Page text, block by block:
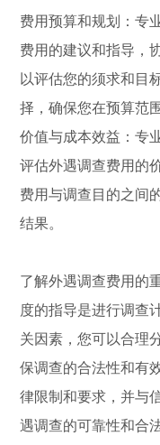
费用预算和规划：专
费用的建议和指导，
以评估您的须求和目
择，确保您在预算范
价值与成本效益：专
评估外遇调查费用的
费用与调查目的之间
结果。
了解外遇调查费用的
度的指导是进行调查
关因素，您可以合理
保调查的合法性和有
律限制和要求，并与
遇调查的可靠性和合